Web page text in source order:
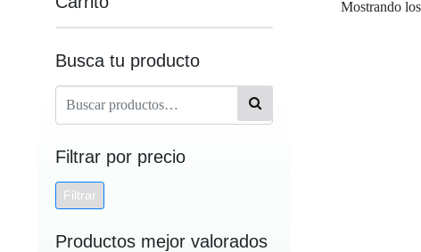
Busca tu producto
Filtrar por precio
Filtrar
Productos mejor valorados
Mostrando